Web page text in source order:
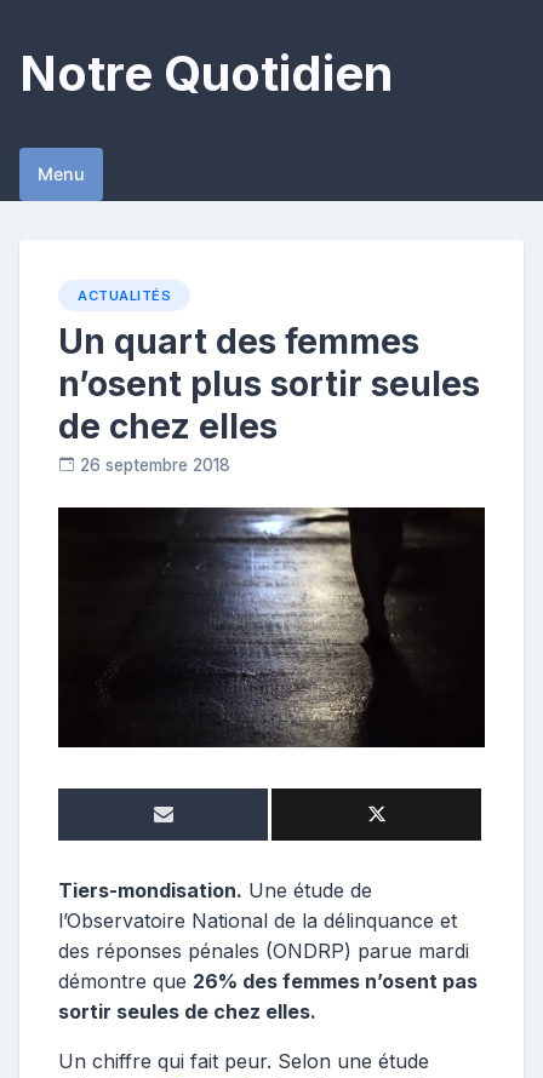
content
Notre Quotidien
Menu
ACTUALITÉS
Un quart des femmes
n’osent plus sortir seules
de chez elles
26 septembre 2018
o
n
t
r
i
b
u
t
r
i
Tiers-mondisation. Une étude de
l’Observatoire National de la délinquance et
des réponses pénales (ONDRP) parue mardi
démontre que 26% des femmes n’osent pas
sortir seules de chez elles.
Un chiffre qui fait peur. Selon une étude